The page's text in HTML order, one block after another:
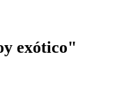
exótico"